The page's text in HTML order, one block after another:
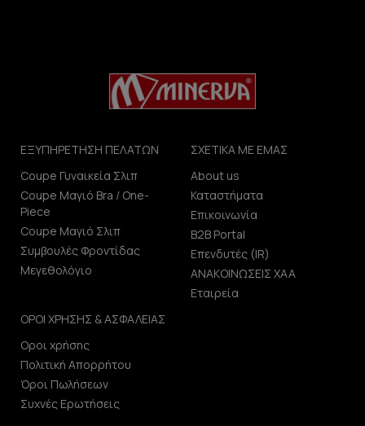
ΕΞΥΠΗΡΕΤΗΣΗ ΠΕΛΑΤΩΝ
Coupe Γυναικεία Σλιπ
Coupe Μαγιό Bra / One-
Piece
Coupe Μαγιό Σλιπ
Συμβουλές Φροντίδας
Μεγεθολόγιο
ΣΧΕΤΙΚΑ ΜΕ ΕΜΑΣ
About us
Καταστήματα
Επικοινωνία
B2B Portal
Επενδυτές (IR)
ΑΝΑΚΟΙΝΩΣΕΙΣ ΧΑΑ
Εταιρεία
ΟΡΟΙ ΧΡΗΣΗΣ & ΑΣΦΑΛΕΙΑΣ
Οροι χρήσης
Πολιτική Απορρήτου
Όροι Πωλήσεων
Συχνές Ερωτήσεις